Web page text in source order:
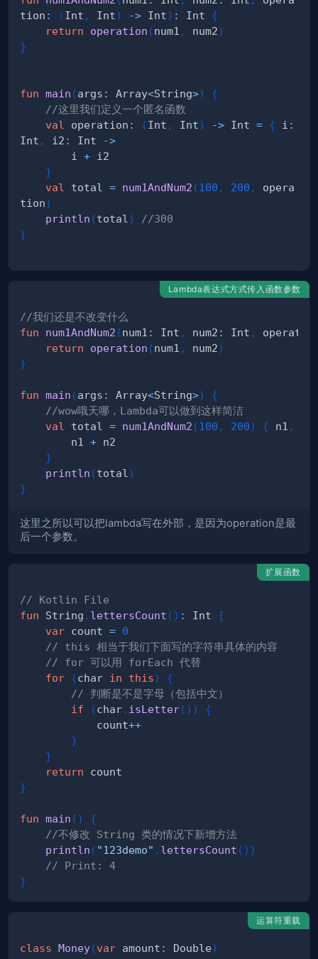
tion : (Int , Int) -> Int) : Int {
return
operation (num1 , num2)
}
fun main (args : Array<String>)
{
//这里我们定义一个匿名函数
val
operation : (Int , Int) -> Int = { i :
Int , i2 : Int
->
        i
+
}
val
total = num1AndNum2 (100 , 200 ,
opera
tion)
println (total )
//300
}
Lambda表达式方式传入函数参数
//我们还是不改变什么
fun
num1AndNum2 (num1 : Int , num2 : Int ,
return
operation (num1 , num2)
}
fun main (args : Array<String>)
{
//wow哦天哪，Lambda可以做到这样简洁
val
total = num1AndNum2 (100 , 200) { n1 ,
        n1
+
}
println (total )
}
这里之所以可以把lambda写在外部，是因为operation是最
后一个参数。
扩展函数
// Kotlin File
fun String . lettersCount ( ) : Int {
var count = 0
// this 相当于我们下面写的字符串具体的内容
// for 可以用 forEach 代替
for
(char in this)
{
// 判断是不是字母（包括中文）
if
(char. isLetter( ) )
{
            count
++
}
}
return
}
fun main ( )
{
//不修改 String 类的情况下新增方法
println ( "123demo" . lettersCount ( ) )
// Print: 4
}
运算符重载
class Money(var amount : Double)